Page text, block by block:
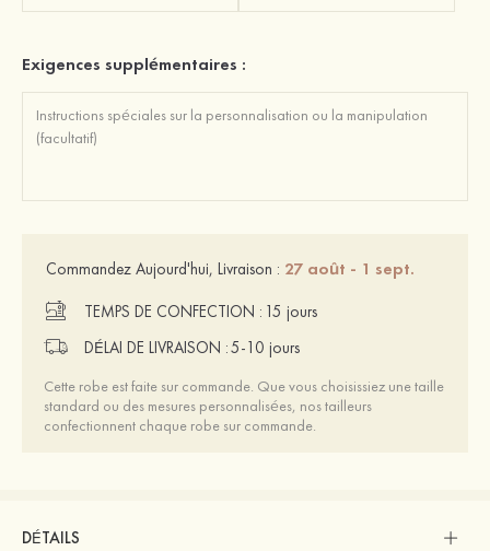
Exigences supplémentaires :
Commandez Aujourd'hui, Livraison : 27 août - 1 sept.
TEMPS DE CONFECTION : 15 jours
DÉLAI DE LIVRAISON :5-10 jours
Cette robe est faite sur commande. Que vous choisissiez une taille
standard ou des mesures personnalisées, nos tailleurs
confectionnent chaque robe sur commande.
DÉTAILS